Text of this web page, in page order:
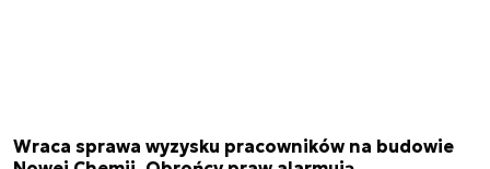
Wraca sprawa wyzysku pracowników na budowie